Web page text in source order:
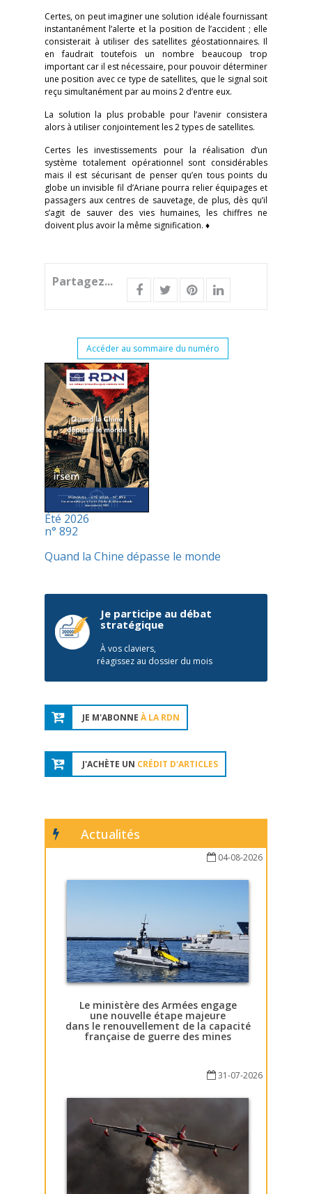
Certes, on peut imaginer une solution idéale fournissant
instantanément l’alerte et la position de l’accident ; elle
consisterait à utiliser des satellites géostationnaires. Il
en faudrait toutefois un nombre beaucoup trop
important car il est nécessaire, pour pouvoir déterminer
une position avec ce type de satellites, que le signal soit
reçu simultanément par au moins 2 d’entre eux.
La solution la plus probable pour l’avenir consistera
alors à utiliser conjointement les 2 types de satellites.
Certes les investissements pour la réalisation d’un
système totalement opérationnel sont considérables
mais il est sécurisant de penser qu’en tous points du
globe un invisible fil d’Ariane pourra relier équipages et
passagers aux centres de sauvetage, de plus, dès qu’il
s’agit de sauver des vies humaines, les chiffres ne
doivent plus avoir la même signification. ♦
Partagez...
Accéder au sommaire du numéro
Été 2026
n° 892
Quand la Chine dépasse le monde
Je participe au débat
stratégique
À vos claviers,
réagissez au dossier du mois
JE M'ABONNE À LA RDN
J'ACHÈTE UN CRÉDIT D'ARTICLES
Actualités
04-08-2026
Le ministère des Armées engage
une nouvelle étape majeure
dans le renouvellement de la capacité
française de guerre des mines
31-07-2026